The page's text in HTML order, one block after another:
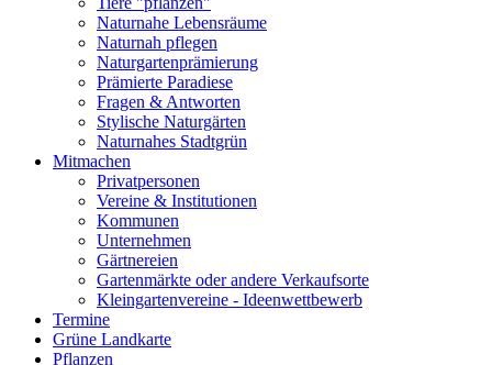
Naturnahe Lebensräume
Naturnah pflegen
Naturgartenprämierung
Prämierte Paradiese
Fragen & Antworten
Stylische Naturgärten
Naturnahes Stadtgrün
Mitmachen
Privatpersonen
Vereine & Institutionen
Kommunen
Unternehmen
Gärtnereien
Gartenmärkte oder andere Verkaufsorte
Kleingartenvereine - Ideenwettbewerb
Termine
Grüne Landkarte
Pflanzen